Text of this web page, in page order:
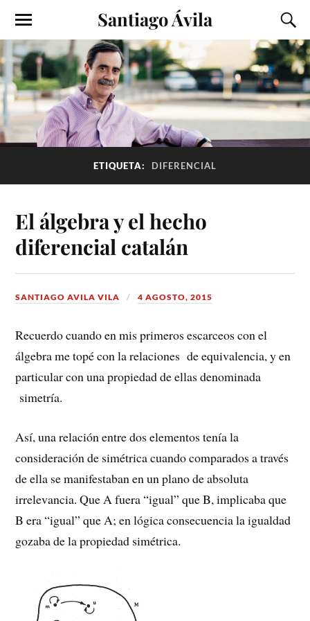
Santiago Ávila
ETIQUETA: DIFERENCIAL
El álgebra y el hecho
diferencial catalán
SANTIAGO AVILA VILA 4 AGOSTO, 2015
Recuerdo cuando en mis primeros escarceos con el
álgebra me topé con la relaciones de equivalencia, y en
particular con una propiedad de ellas denominada
simetría.
Así, una relación entre dos elementos tenía la
consideración de simétrica cuando comparados a través
de ella se manifestaban en un plano de absoluta
irrelevancia. Que A fuera “igual” que B, implicaba que
B era “igual” que A; en lógica consecuencia la igualdad
gozaba de la propiedad simétrica.